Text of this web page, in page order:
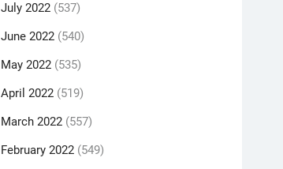
July 2022 (537)
June 2022 (540)
May 2022 (535)
April 2022 (519)
March 2022 (557)
February 2022 (549)